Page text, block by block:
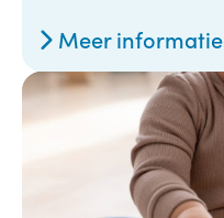
Meer informatie